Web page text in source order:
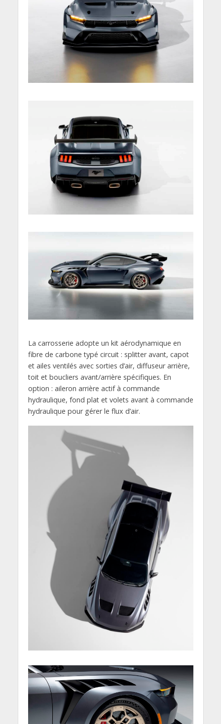
La carrosserie adopte un kit aérodynamique en
fibre de carbone typé circuit : splitter avant, capot
et ailes ventilés avec sorties d’air, diffuseur arrière,
toit et boucliers avant/arrière spécifiques. En
option : aileron arrière actif à commande
hydraulique, fond plat et volets avant à commande
hydraulique pour gérer le flux d’air.